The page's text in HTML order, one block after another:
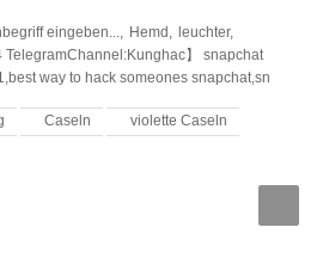
eingeben..., Hemd, leuchter,
】 snapchat
way to hack someones snapchat,sn
Caseln
violette Caseln